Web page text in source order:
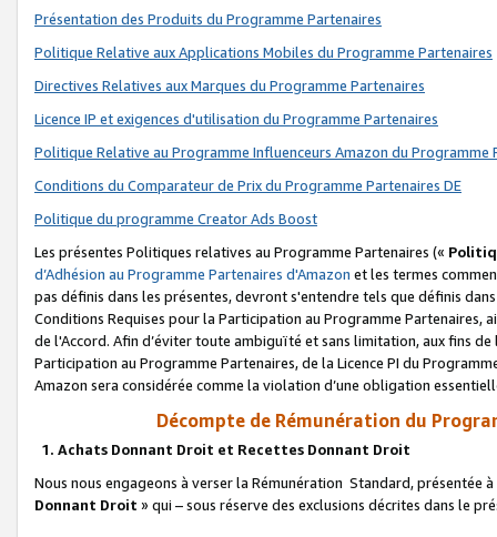
Présentation des Produits du Programme Partenaires
Politique Relative aux Applications Mobiles du Programme Partenaires
Directives Relatives aux Marques du Programme Partenaires
Licence IP et exigences d'utilisation du Programme Partenaires
Politique Relative au Programme Influenceurs Amazon du Programme
Conditions du Comparateur de Prix du Programme Partenaires DE
Politique du programme Creator Ads Boost
Les présentes Politiques relatives au Programme Partenaires («
d’Adhésion au Programme Partenaires d'Amazon et les termes
pas définis dans les présentes, devront s'entendre tels que définis
Conditions Requises pour la Participation au Programme Partenaires,
de l'Accord. Afin d’éviter toute ambiguïté et sans limitation, aux fins
Participation au Programme Partenaires, de la Licence PI du
Amazon sera considérée comme la violation d’une obligation
Décompte de Rémunération du
1. Achats Donnant Droit et Recettes Donnant Droit
Nous nous engageons à verser la Rémunération Standard, présentée
Donnant Droit » qui – sous réserve des exclusions décrites dans le